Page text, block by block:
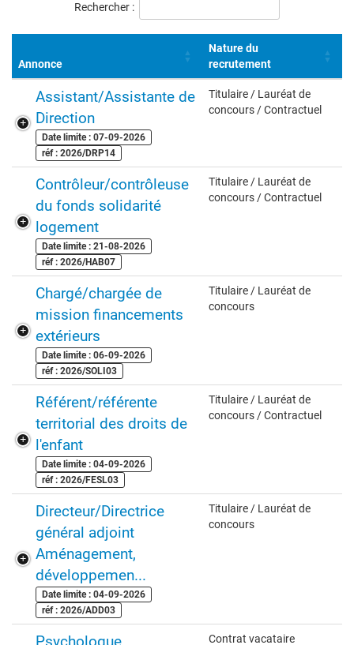
offres
Rechercher :
Annonce
Nature du
recrutement
Assistant/Assistante de
Direction
Date limite : 07-09-2026
réf : 2026/DRP14
Titulaire / Lauréat de
concours / Contractuel
Contrôleur/contrôleuse
du fonds solidarité
logement
Date limite : 21-08-2026
réf : 2026/HAB07
Titulaire / Lauréat de
concours / Contractuel
Chargé/chargée de
mission financements
extérieurs
Date limite : 06-09-2026
réf : 2026/SOLI03
Titulaire / Lauréat de
concours
Référent/référente
territorial des droits de
l'enfant
Date limite : 04-09-2026
réf : 2026/FESL03
Titulaire / Lauréat de
concours / Contractuel
Directeur/Directrice
général adjoint
Aménagement,
développemen...
Date limite : 04-09-2026
réf : 2026/ADD03
Titulaire / Lauréat de
concours
Contrat vacataire